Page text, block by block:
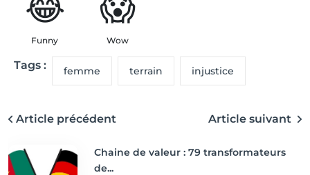
Funny Wow
Tags : femme terrain injustice
Article précédent Article suivant
Chaine de valeur : 79 transformateurs
de...